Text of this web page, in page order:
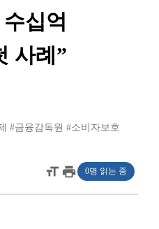
십억
사례”
#금융감독원 #소비자보호
format_sizeprint 0명 읽는 중